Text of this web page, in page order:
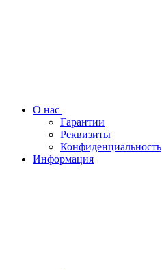
О нас
Гарантии
Реквизиты
Конфиденциальность
Информация